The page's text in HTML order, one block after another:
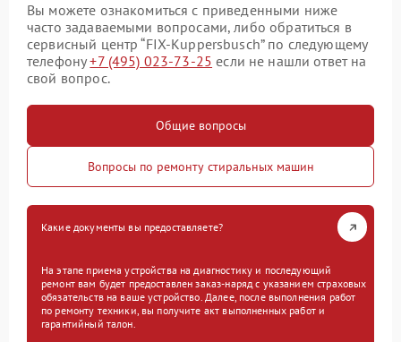
Вы можете ознакомиться с приведенными ниже
часто задаваемыми вопросами, либо обратиться в
сервисный центр “FIX-Kuppersbusch” по следующему
телефону+7 (495) 023-73-25 если не нашли ответ на
свой вопрос.
Общие вопросы
Вопросы по ремонту стиральных машин
Какие документы вы предоставляете?
На этапе приема устройства на диагностику и последующий
ремонт вам будет предоставлен заказ-наряд с указанием страховых
обязательств на ваше устройство. Далее, после выполнения работ
по ремонту техники, вы получите акт выполненных работ и
гарантийный талон.